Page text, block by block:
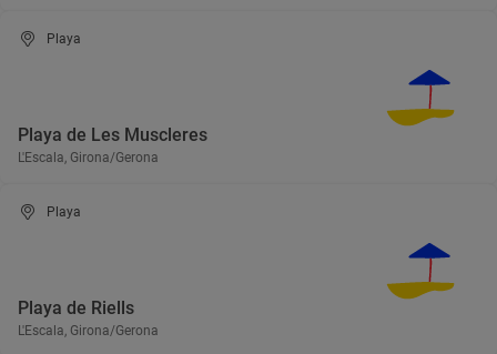
Playa
Playa de Les Muscleres
L'Escala, Girona/Gerona
Playa
Playa de Riells
L'Escala, Girona/Gerona